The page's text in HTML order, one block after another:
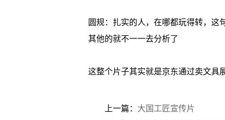
圆规：扎实的人，在哪都玩得转，这
其他的就不一一去分析了
这整个片子其实就是京东通过卖文具
上一篇： 大国工匠宣传片